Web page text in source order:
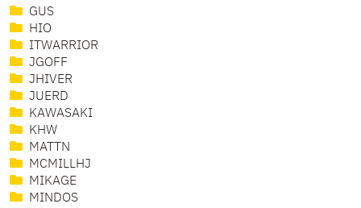
GUS
HIO
ITWARRIOR
JGOFF
JHIVER
JUERD
KAWASAKI
KHW
MATTN
MCMILLHJ
MIKAGE
MINDOS